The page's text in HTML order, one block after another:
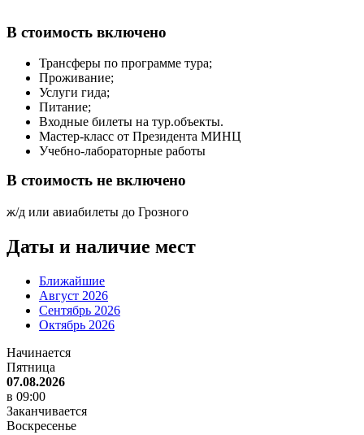
В стоимость включено
Трансферы по программе тура;
Проживание;
Услуги гида;
Питание;
Входные билеты на тур.объекты.
Мастер-класс от Президента МИНЦ
Учебно-лабораторные работы
В стоимость не включено
ж/д или авиабилеты до Грозного
Даты и наличие мест
Ближайшие
Август 2026
Сентябрь 2026
Октябрь 2026
Начинается
Пятница
07.08.2026
в 09:00
Заканчивается
Воскресенье